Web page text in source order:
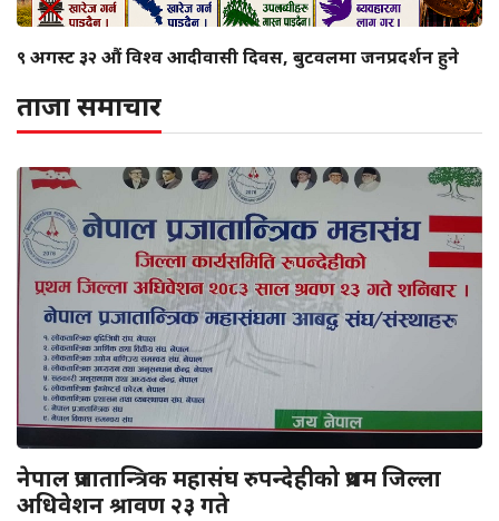
९ अगस्ट ३२ औं विश्व आदीवासी दिवस, बुटवलमा जनप्रदर्शन हुने
ताजा समाचार
नेपाल प्रजातान्त्रिक महासंघ रुपन्देहीको प्रथम जिल्ला
अधिवेशन श्रावण २३ गते